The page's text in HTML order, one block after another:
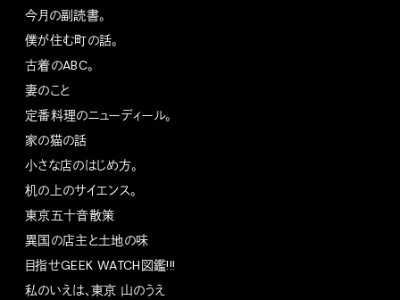
今月の副読書。
僕が住む町の話。
古着のABC。
妻のこと
定番料理のニューディール。
家の猫の話
小さな店のはじめ方。
机の上のサイエンス。
東京五十音散策
異国の店主と土地の味
目指せGEEK WATCH図鑑!!!
私のいえは、東京 山のうえ